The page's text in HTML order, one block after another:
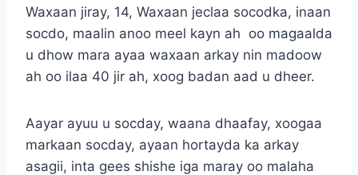
Waxaan jiray, 14, Waxaan jeclaa socodka, inaan
socdo, maalin anoo meel kayn ah oo magaalda
u dhow mara ayaa waxaan arkay nin madoow
ah oo ilaa 40 jir ah, xoog badan aad u dheer.
Aayar ayuu u socday, waana dhaafay, xoogaa
markaan socday, ayaan hortayda ka arkay
asagii, inta gees shishe iga maray oo malaha